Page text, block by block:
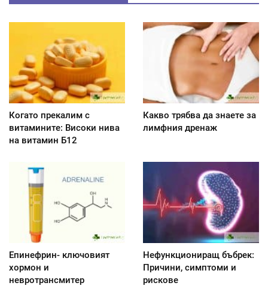
Когато прекалим с
витамините: Високи нива
на витамин Б12
Какво трябва да знаете за
лимфния дренаж
Епинефрин- ключовият
хормон и
невротрансмитер
Нефункциониращ бъбрек:
Причини, симптоми и
рискове